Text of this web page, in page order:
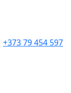
+373 79 454 597